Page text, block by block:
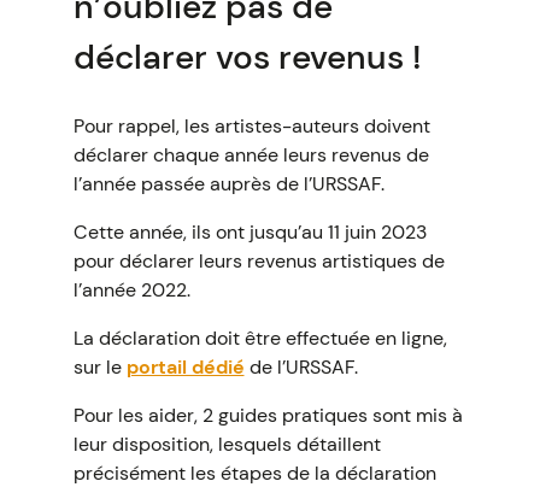
déclarer vos revenus !
Pour rappel, les artistes-auteurs doivent
déclarer chaque année leurs revenus de
l’année passée auprès de l’URSSAF.
Cette année, ils ont jusqu’au 11 juin 2023
pour déclarer leurs revenus artistiques de
l’année 2022.
La déclaration doit être effectuée en ligne,
sur le portail dédié de l’URSSAF.
Pour les aider, 2 guides pratiques sont mis à
leur disposition, lesquels détaillent
précisément les étapes de la déclaration